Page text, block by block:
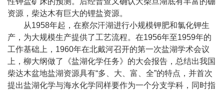
资源，柴达木有巨大的锂盐资源。
从1958年起，在察尔汗湖进行小规模钾肥和氯化钾生
产，为大规模生产提供了工艺流程。在1956年至1959年的
工作基础上， 1960年在北戴河召开的第一次盐湖学术会议
上，柳大纲做了《盐湖化学任务》的大会报告，总结出我国
柴达木盆地盐湖资源具有“多、大、富、全”的特点，并首次
提出盐湖化学与海水化学同样要作为一个分支学科，同时指